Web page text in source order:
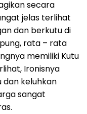
secara
jelas terlihat
dan berkutu di
rata – rata
memiliki Kutu
Ironisnya
dan keluhkan
sangat